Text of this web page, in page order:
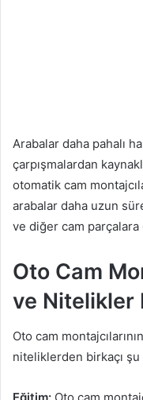
Arabalar daha pahalı
çarpışmalardan
otomatik cam
arabalar daha uzun
ve diğer cam parçalara
Oto Cam
ve Nitelikler
Oto cam
niteliklerden birkaçı